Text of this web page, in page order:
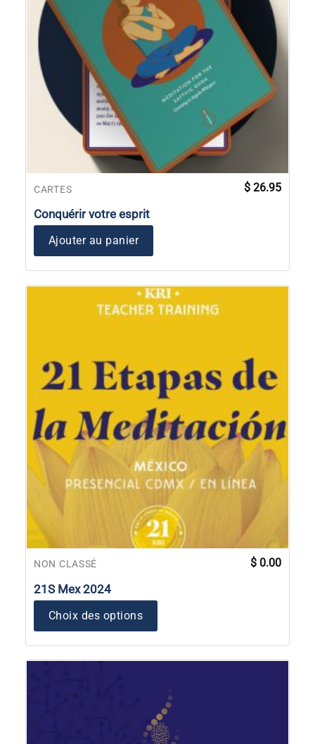
CARTES
Conquérir votre esprit
$ 26.95
Ajouter au panier
NON CLASSÉ
21S Mex 2024
$ 0.00
Choix des options